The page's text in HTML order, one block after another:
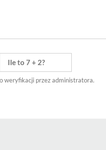
weryfikacji przez administratora.